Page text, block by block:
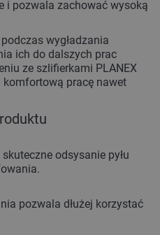
i pozwala zachować wysoką
wygładzania
ich do dalszych prac
ze szlifierkami PLANEX
pracę nawet
odsysanie pyłu
pozwala dłużej korzystać